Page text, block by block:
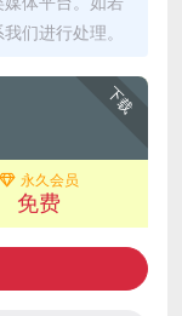
们进行处理。
下载
永久会员
免费